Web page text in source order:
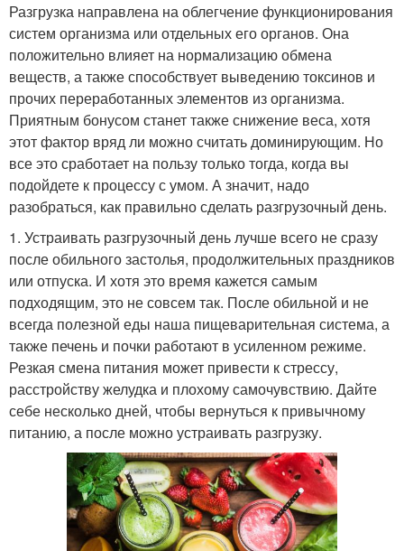
Разгрузка направлена на облегчение функционирования
систем организма или отдельных его органов. Она
положительно влияет на нормализацию обмена
веществ, а также способствует выведению токсинов и
прочих переработанных элементов из организма.
Приятным бонусом станет также снижение веса, хотя
этот фактор вряд ли можно считать доминирующим. Но
все это сработает на пользу только тогда, когда вы
подойдете к процессу с умом. А значит, надо
разобраться, как правильно сделать разгрузочный день.
1. Устраивать разгрузочный день лучше всего не сразу
после обильного застолья, продолжительных праздников
или отпуска. И хотя это время кажется самым
подходящим, это не совсем так. После обильной и не
всегда полезной еды наша пищеварительная система, а
также печень и почки работают в усиленном режиме.
Резкая смена питания может привести к стрессу,
расстройству желудка и плохому самочувствию. Дайте
себе несколько дней, чтобы вернуться к привычному
питанию, а после можно устраивать разгрузку.